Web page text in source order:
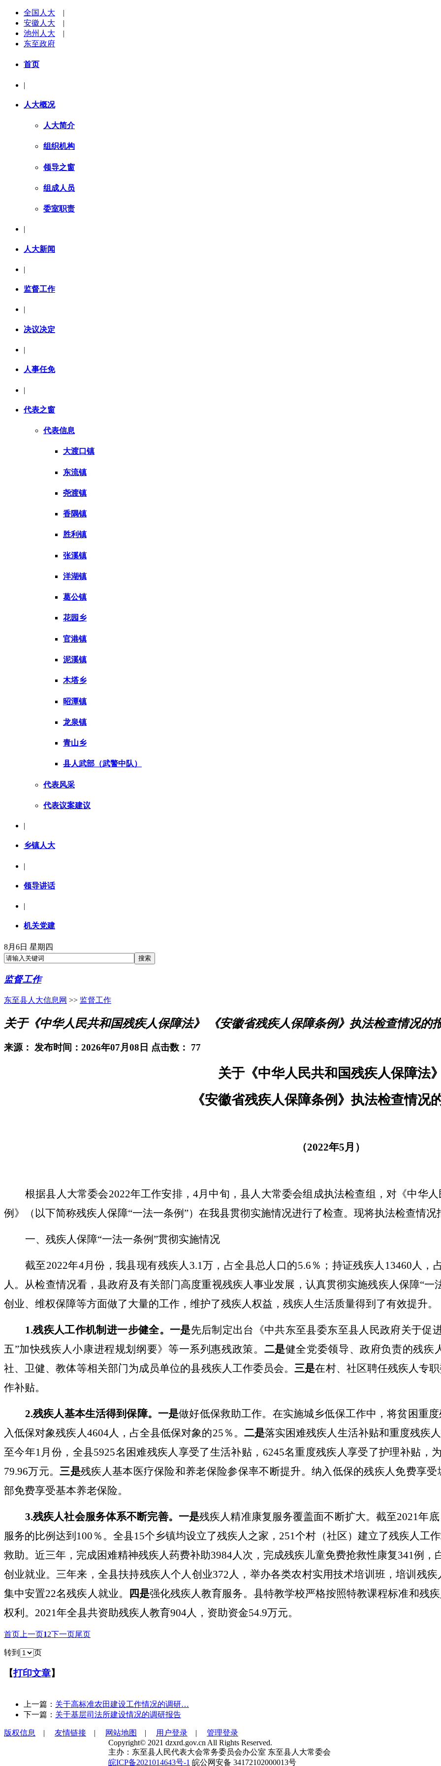
全国人大 |
安徽人大 |
池州人大 |
东至政府
首页
|
人大概况
人大简介
组织机构
领导之窗
组成人员
委室职责
|
人大新闻
|
监督工作
决议决定
|
人事任免
|
代表之窗
代表信息
大渡口镇
东流镇
尧渡镇
香隅镇
胜利镇
张溪镇
洋湖镇
葛公镇
花园乡
官港镇
泥溪镇
木塔乡
昭潭镇
龙泉镇
青山乡
县人武部（武警中队）
代表风采
代表议案建议
|
乡镇人大
|
领导讲话
|
机关党建
8月6日 星期四
监督工作
东至县人大信息网 >> 监督工作
关于《中华人民共和国残疾人保障法》 《安徽省残疾人保障条例》执法检查情况的
来源： 发布时间：2026年07月08日 点击数： 77
关于《中华人民共和国残疾人保障法》
《安徽省残疾人保障条例》执法检查情况
（2022年5 月）
根据县人大常委会2022年工作安排，4月中旬，县人大常委会组成执法检查组，对《中华
例》（以下简称残疾人保障“一法一条例”）在我县贯彻实施情况进行了检查。现将执法检查情况
一、 残疾人保障“一法一条例”贯彻实施情况
截至2022年4月份，我县现有残疾人 3.1万，占全县总人口的5.6 ％；持证残疾人 13460 人，
人。
从检查情况看，县政府及有关部门高度重视残疾人事业发展，认真贯彻实施残疾人保障“一
创业、维权保障等方面做了大量的工作，维护了残疾人权益，残疾人生活质量得到了有效提升。
1.残疾人工作机制进一步健全。 一是先后制定出台《中共东至县委东至县人民政府关于促
五”加快残疾人小康进程规划纲要》等一系列惠残政策。 二是健全党委领导、政府负责的残疾
社、卫健、教体等相关部门为成员单位的县残疾人工作委员会。三是在村、社区聘任残疾人专
作补贴。
2.残疾人基本生活得到保障。 一是做好低保救助工作。在实施城乡低保工作中，将贫困重
入低保对象残疾人4604人，占全县低保对象的25 ％。 二是落实困难残疾人生活补贴和重度残疾
至今年1 月份，全县5925名困难残疾人享受了生活补贴， 6245名重度残疾人享受了护理补贴，为
79.96万元。三是残疾人基本医疗保险和养老保险参保率不断提升。纳入低保的残疾人免费享
部免费享受基本养老保险。
3.残疾人社会服务体系不断完善。 一是残疾人精准康复服务覆盖面不断扩大。截至2021年
服务的比例达到 100 ％。全县15个乡镇均设立了残疾人之家， 251个村（社区）建立了残疾人工
救助。近三年，完成困难精神残疾人药费补助3984人次，完成残疾儿童免费抢救性康复341例，
创业就业。三年来，全县扶持残疾人个人创业372 人，举办各类农村实用技术培训班，培训残疾
集中安置22名残疾人就业。 四是强化残疾人教育服务。县特教学校严格按照特教课程标准和残
权利。 2021年全县共资助残疾人教育904人，资助资金54.9万元。
首页 上一页12下一页尾页
转到 页
【打印文章】
上一篇： 关于高标准农田建设工作情况的调研…
下一篇： 关于基层司法所建设情况的调研报告
版权信息 | 友情链接 | 网站地图 | 用户登录 | 管理登录
Copyright© 2021 dzxrd.gov.cn All Rights Reserved.
主办：东至县人民代表大会常务委员会办公室 东至县人大常委会
皖ICP备2021014643号-1 皖公网安备 34172102000013号